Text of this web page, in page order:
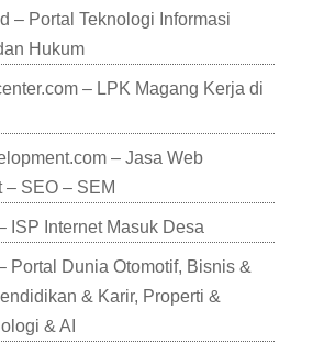
– Portal Teknologi Informasi
Hukum
– LPK Magang Kerja di
– Jasa Web
– SEO – SEM
ISP Internet Masuk Desa
Portal Dunia Otomotif, Bisnis &
& Karir, Properti &
& AI